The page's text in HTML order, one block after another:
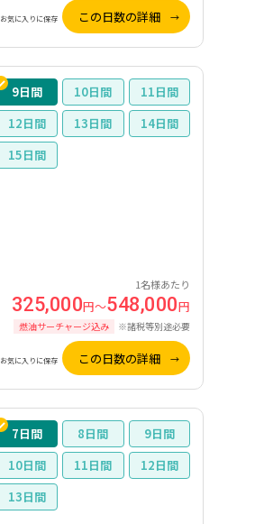
お気に入りに保存 この日数の詳細
9 10
11
12
13
14
15
1名様あたり
325,000円～548,000円
燃油サーチャージ込み ※諸税等別途必要
お気に入りに保存 この日数の詳細
7 8
9
10
11
12
13